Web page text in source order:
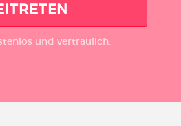
und vertraulich.